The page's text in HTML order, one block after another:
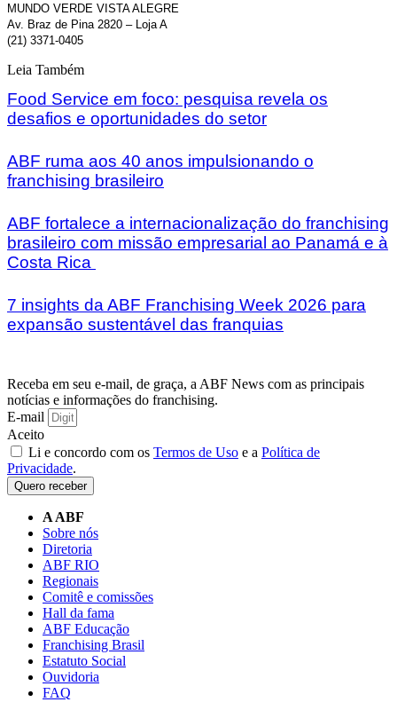
MUNDO VERDE VISTA ALEGRE
Av. Braz de Pina 2820 – Loja A
(21) 3371-0405
Leia Também
Food Service em foco: pesquisa revela os
desafios e oportunidades do setor
ABF ruma aos 40 anos impulsionando o
franchising brasileiro
ABF fortalece a internacionalização do franchising
brasileiro com missão empresarial ao Panamá e à
Costa Rica
7 insights da ABF Franchising Week 2026 para
expansão sustentável das franquias
Receba em seu e-mail, de graça, a ABF News com as principais
notícias e informações do franchising.
E-mail
Aceito
Li e concordo com os Termos de Uso e a Política de
Privacidade.
Quero receber
A ABF
Sobre nós
Diretoria
ABF RIO
Regionais
Comitê e comissões
Hall da fama
ABF Educação
Franchising Brasil
Estatuto Social
Ouvidoria
FAQ